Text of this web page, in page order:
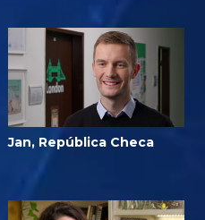
Jan, República Checa